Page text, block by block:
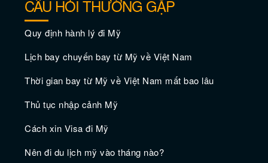
CÂU HỎI THƯỜNG GẶP
Quy định hành lý đi Mỹ
Lịch bay chuyến bay từ Mỹ về Việt Nam
Thời gian bay từ Mỹ về Việt Nam mất bao lâu
Thủ tục nhập cảnh Mỹ
Cách xin Visa đi Mỹ
Nên đi du lịch mỹ vào tháng nào?